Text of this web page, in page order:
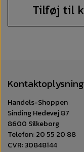
Tilføj til
Handels-Shoppen
Sinding Hedevej 87
8600 Silkeborg
Telefon: 20 55 20 88
CVR: 30848144